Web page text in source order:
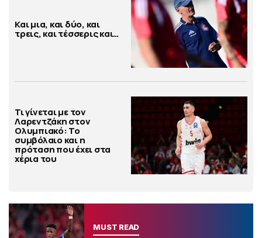
Και μια, και δύο, και
τρεις, και τέσσερις και…
Τι γίνεται με τον
Λαρεντζάκη στον
Ολυμπιακό: Το
συμβόλαιο και η
πρόταση που έχει στα
χέρια του
MUST READ